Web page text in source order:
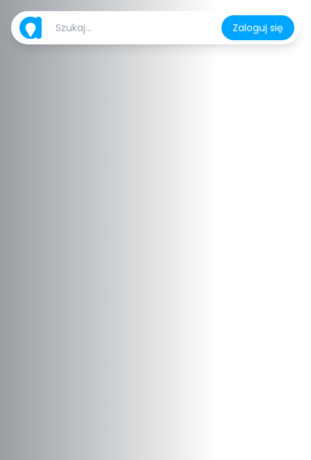
Zaloguj się